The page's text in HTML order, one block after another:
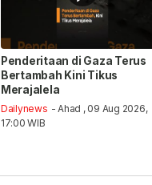
Penderitaan di Gaza Terus
Bertambah Kini Tikus
Merajalela
Dailynews - Ahad , 09 Aug 2026,
17:00 WIB